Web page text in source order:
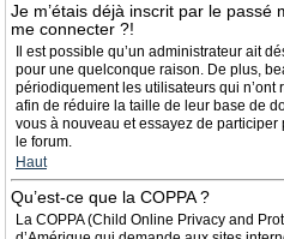
Je m’étais déjà inscrit par le passé
me connecter ?!
Il est possible qu’un administrateur ait
pour une quelconque raison. De plus,
périodiquement les utilisateurs qui
afin de réduire la taille de leur base de
vous à nouveau et essayez de
le forum.
Haut
Qu’est-ce que la COPPA ?
La COPPA (Child Online Privacy and